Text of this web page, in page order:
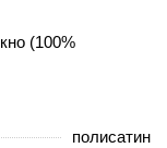
(100%
полисатин